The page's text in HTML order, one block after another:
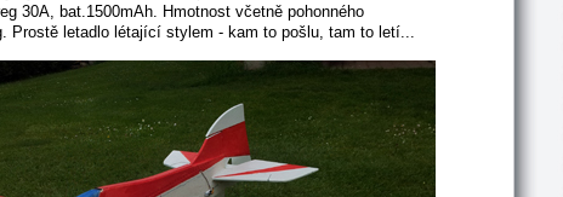
30A, bat.1500mAh. Hmotnost včetně pohonného
Prostě letadlo létající stylem - kam to pošlu, tam to letí...